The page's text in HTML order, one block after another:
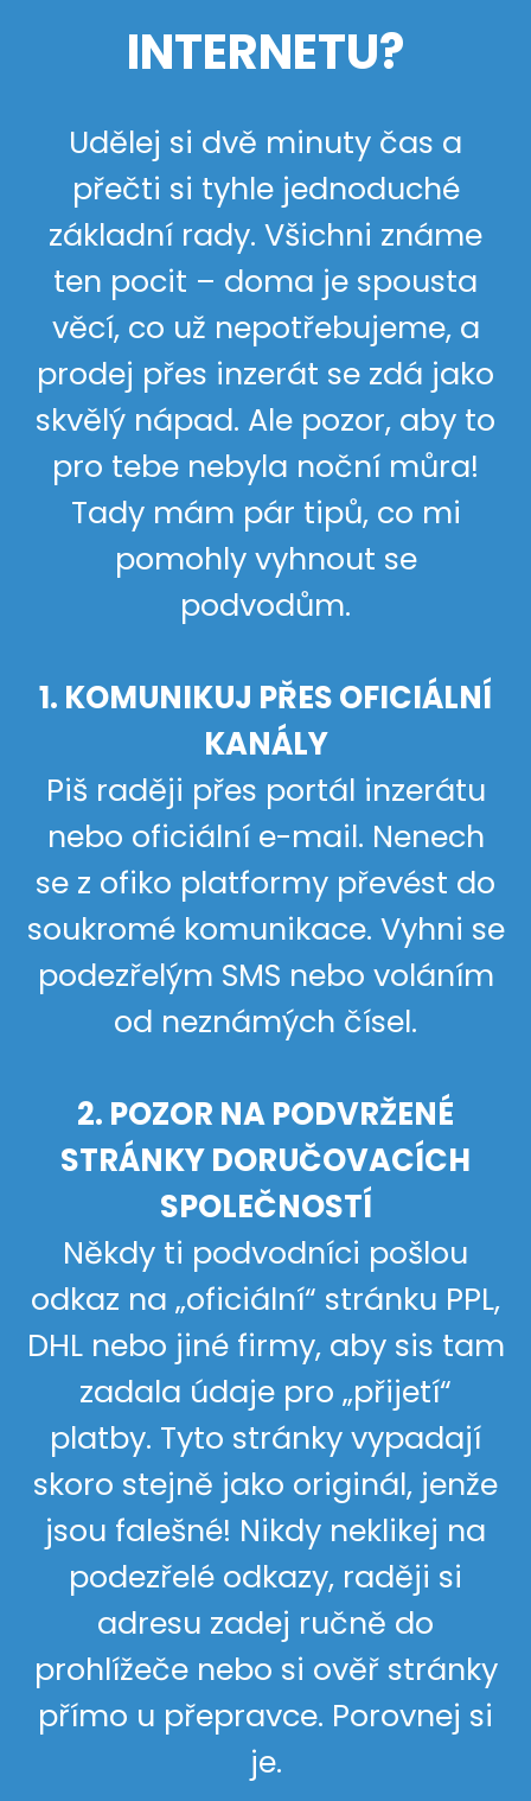
INTERNETU?
Udělej si dvě minuty čas a
přečti si tyhle jednoduché
základní rady. Všichni známe
ten pocit – doma je spousta
věcí, co už nepotřebujeme, a
prodej přes inzerát se zdá jako
skvělý nápad. Ale pozor, aby to
pro tebe nebyla noční můra!
Tady mám pár tipů, co mi
pomohly vyhnout se
podvodům.
1. KOMUNIKUJ PŘES OFICIÁLNÍ
KANÁLY
Piš raději přes portál inzerátu
nebo oficiální e-mail. Nenech
se z ofiko platformy převést do
soukromé komunikace. Vyhni se
podezřelým SMS nebo voláním
od neznámých čísel.
2. POZOR NA PODVRŽENÉ
STRÁNKY DORUČOVACÍCH
SPOLEČNOSTÍ
Někdy ti podvodníci pošlou
odkaz na „oficiální“ stránku PPL,
DHL nebo jiné firmy, aby sis tam
zadala údaje pro „přijetí“
platby. Tyto stránky vypadají
skoro stejně jako originál, jenže
jsou falešné! Nikdy neklikej na
podezřelé odkazy, raději si
adresu zadej ručně do
prohlížeče nebo si ověř stránky
přímo u přepravce. Porovnej si
je.